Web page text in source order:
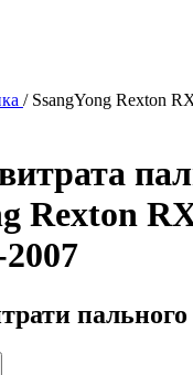
/ SsangYong Rexton
Rexton
пального